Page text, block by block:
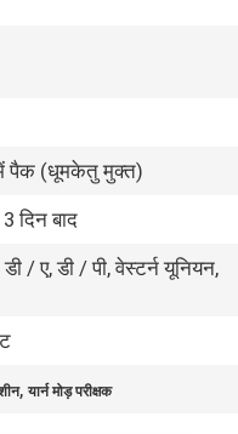
पैक (धूमकेतु मुक्त)
दिन बाद
/ ए, डी / पी, वेस्टर्न यूनियन,
,यार्न मोड़ परीक्षक